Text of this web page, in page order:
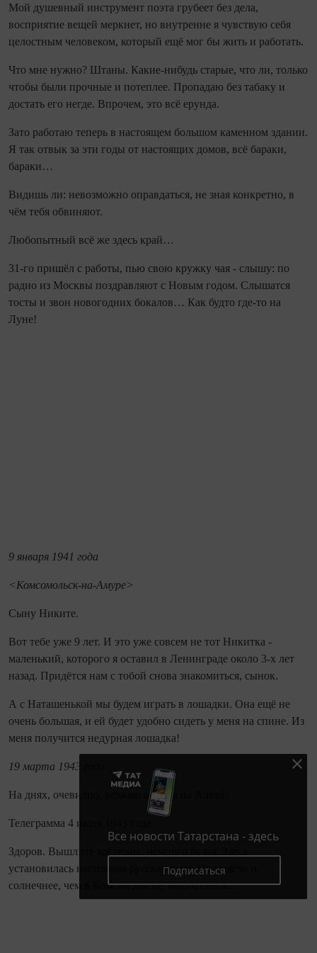
Мой душевный инструмент поэта грубеет без дела,
восприятие вещей меркнет, но внутренне я чувствую себя
целостным человеком, который ещё мог бы жить и работать.
Что мне нужно? Штаны. Какие‑нибудь старые, что ли, только
чтобы были прочные и потеплее. Пропадаю без табаку и
достать его негде. Впрочем, это всё ерунда.
Зато работаю теперь в настоящем большом каменном здании.
Я так отвык за эти годы от настоящих домов, всё бараки,
бараки…
Видишь ли: невозможно оправдаться, не зная конкретно, в
чём тебя обвиняют.
Любопытный всё же здесь край…
31‑го пришёл с работы, пью свою кружку чая - слышу: по
радио из Москвы поздравляют с Новым годом. Слышатся
тосты и звон новогодних бокалов… Как будто где‑то на
Луне!
9 января 1941 года
<Комсомольск‑на‑Амуре>
Сыну Никите.
Вот тебе уже 9 лет. И это уже совсем не тот Никитка -
маленький, которого я оставил в Ленинграде около 3‑х лет
назад. Придётся нам с тобой снова знакомиться, сынок.
А с Наташенькой мы будем играть в лошадки. Она ещё не
очень большая, и ей будет удобно сидеть у меня на спине. Из
меня получится недурная лошадка!
19 марта 1943 года
На днях, очевидно, уезжаю отсюда на Алтай.
Телеграмма 4 июля 1943 года
Здоров. Вышлите костюмы, немного белья. Здесь
установилась настоящая русская зима. Она мягче и
солнечнее, чем в Комсомольске, много снега…
Все новости Татарстана - здесь
Подписаться